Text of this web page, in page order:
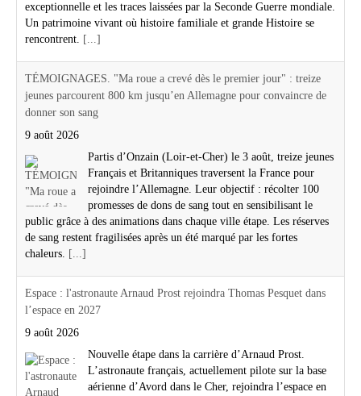
exceptionnelle et les traces laissées par la Seconde Guerre mondiale.
Un patrimoine vivant où histoire familiale et grande Histoire se
rencontrent. [...]
TÉMOIGNAGES. "Ma roue a crevé dès le premier jour" : treize
jeunes parcourent 800 km jusqu’en Allemagne pour convaincre de
donner son sang
9 août 2026
Partis d’Onzain (Loir-et-Cher) le 3 août, treize jeunes
Français et Britanniques traversent la France pour
rejoindre l’Allemagne. Leur objectif : récolter 100
promesses de dons de sang tout en sensibilisant le
public grâce à des animations dans chaque ville étape. Les réserves
de sang restent fragilisées après un été marqué par les fortes
chaleurs. [...]
Espace : l'astronaute Arnaud Prost rejoindra Thomas Pesquet dans
l’espace en 2027
9 août 2026
Nouvelle étape dans la carrière d’Arnaud Prost.
L’astronaute français, actuellement pilote sur la base
aérienne d’Avord dans le Cher, rejoindra l’espace en